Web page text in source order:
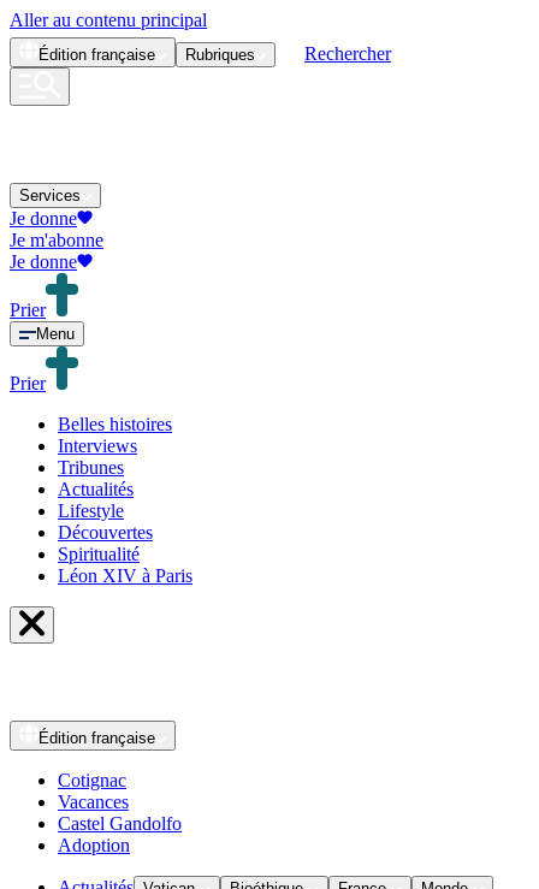
Aller au contenu principal
Édition française Rubriques Rechercher
Services
Je donne
Je m'abonne
Je donne
Prier
Menu
Prier
Belles histoires
Interviews
Tribunes
Actualités
Lifestyle
Découvertes
Spiritualité
Léon XIV à Paris
Édition française
Cotignac
Vacances
Castel Gandolfo
Adoption